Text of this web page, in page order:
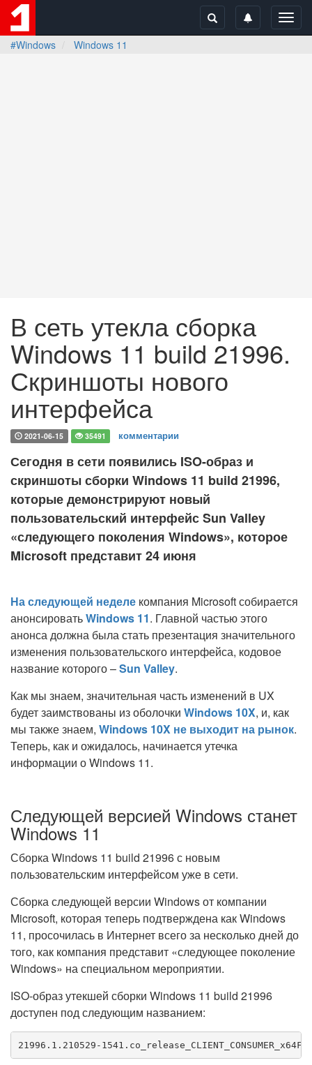
#Windows
Windows 11
В сеть утекла сборка
Windows 11 build 21996.
Скриншоты нового
интерфейса
2021-06-15 35491 комментарии
Сегодня в сети появились ISO-образ и
скриншоты сборки Windows 11 build 21996,
которые демонстрируют новый
пользовательский интерфейс Sun Valley
«следующего поколения Windows», которое
Microsoft представит 24 июня
На следующей неделе компания Microsoft собирается
анонсироватьWindows 11. Главной частью этого
анонса должна была стать презентация значительного
изменения пользовательского интерфейса, кодовое
название которого –Sun Valley.
Как мы знаем, значительная часть изменений в UX
будет заимствованы из оболочки Windows 10X, и, как
мы также знаем, Windows 10X не выходит на рынок.
Теперь, как и ожидалось, начинается утечка
информации о Windows 11.
Следующей версией Windows станет
Windows 11
Сборка Windows 11 build 21996 с новым
пользовательским интерфейсом уже в сети.
Сборка следующей версии Windows от компании
Microsoft, которая теперь подтверждена как Windows
11, просочилась в Интернет всего за несколько дней до
того, как компания представит «следующее поколение
Windows» на специальном мероприятии.
ISO-образ утекшей сборки Windows 11 build 21996
доступен под следующим названием:
21996.1.210529-